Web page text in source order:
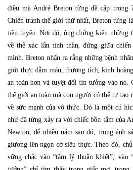
điều mà André Breton từng đề cập trong
Chiến tranh thế giới thứ nhất, Breton từng
tiền tuyến. Nơi đó, ông chứng kiến những
về thể xác lẫn tinh thần, đứng giữa
mình. Breton nhận ra rằng những bệnh
giới thực đẫm máu, thương tích, kinh
an toàn hơn và tuyệt đối tin tưởng vào nó.
thế giới an toàn mà con người có thể tự tạo
về sức mạnh của vô thức. Đó là một cú
như đã từng xảy ra với chiếc bồn tắm của
Newton, để nhiều năm sau đó, trong ánh
giương lên ngọn cờ siêu thực. Theo đó,
vững chắc vào “tâm lý thuần khiết”, vào